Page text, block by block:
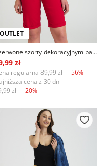
OUTLET
Czerwone szorty dekoracyjnym paskiem
zł
regularna 89,99 zł
-56%
cena z 30 dni
zł
-20%